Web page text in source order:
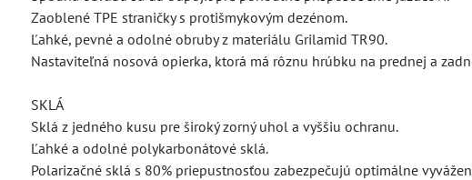
Zaoblené TPE straničky s protišmykovým dezénom.
Ľahké, pevné a odolné obruby z materiálu Grilamid TR90.
Nastaviteľná nosová opierka, ktorá má rôznu hrúbku na prednej a
SKLÁ
Sklá z jedného kusu pre široký zorný uhol a vyššiu ochranu.
Ľahké a odolné polykarbonátové sklá.
Polarizačné sklá s 80% priepustnosťou zabezpečujú optimálne